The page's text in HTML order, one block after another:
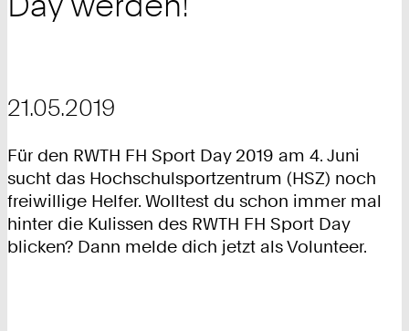
21.05.2019
Für den RWTH FH Sport Day 2019 am 4. Juni
sucht das Hochschulsportzentrum (HSZ) noch
freiwillige Helfer. Wolltest du schon immer mal
hinter die Kulissen des RWTH FH Sport Day
blicken? Dann melde dich jetzt als Volunteer.